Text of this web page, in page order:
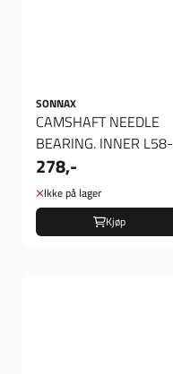
SONNAX
CAMSHAFT NEEDLE
BEARING. INNER L58-
90 XL , Camlager
278,-
Ikke på lager
Kjøp